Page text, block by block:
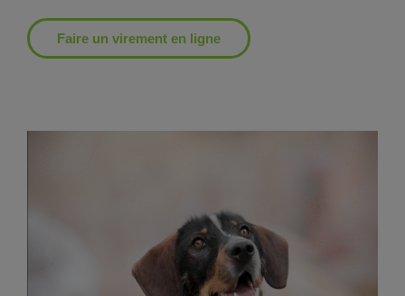
Faire un virement en ligne